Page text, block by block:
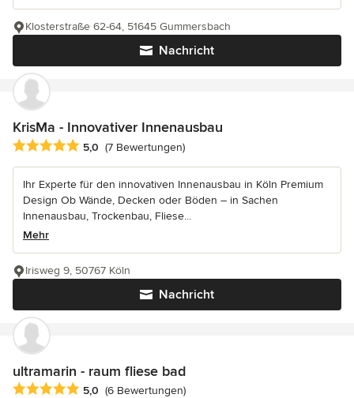
Nachricht
Klosterstraße 62-64, 51645 Gummersbach
KrisMa - Innovativer Innenausbau
Durchschnittliche Bewertung: 5 von 5 Sternen
5,0 (7 Bewertungen)
Ihr Experte für den innovativen Innenausbau in Köln Premium
Design Ob Wände, Decken oder Böden – in Sachen
Innenausbau, Trockenbau, Fliese...
Mehr
Nachricht
Irisweg 9, 50767 Köln
ultramarin - raum fliese bad
Durchschnittliche Bewertung: 5 von 5 Sternen
5,0 (6 Bewertungen)